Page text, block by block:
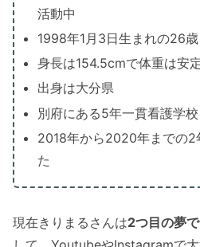
活動中
1998年1月3日生まれの26歳
身長は154.5cmで体重は安
出身は大分県
別府にある5年一貫看護学
2018年から2020年までの2
た
現在きりまるさんは2つ目の夢